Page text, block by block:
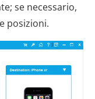
se necessario,
posizioni.